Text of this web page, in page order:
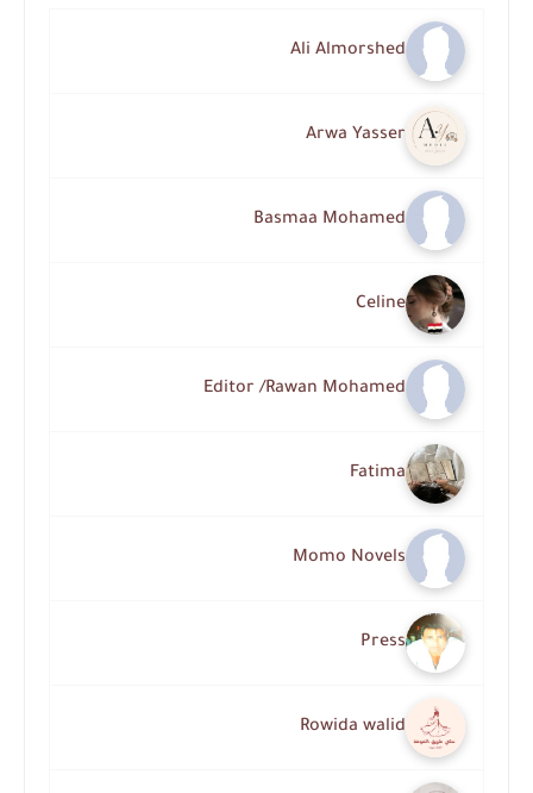
Ali Almorshed
Arwa Yasser
Basmaa Mohamed
Celine
Editor /Rawan Mohamed
Fatima
Momo Novels
Press
Rowida walid